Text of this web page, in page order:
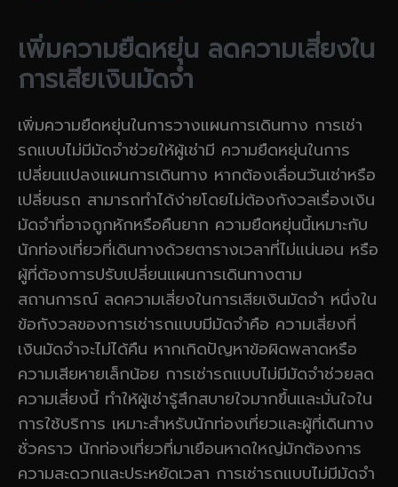
เพิ่มความยืดหยุ่น ลดความเสี่ยงใน
การเสียเงินมัดจำ
เพิ่มความยืดหยุ่นในการวางแผนการเดินทาง การเช่า
รถแบบไม่มีมัดจำช่วยให้ผู้เช่ามี ความยืดหยุ่นในการ
เปลี่ยนแปลงแผนการเดินทาง หากต้องเลื่อนวันเช่าหรือ
เปลี่ยนรถ สามารถทำได้ง่ายโดยไม่ต้องกังวลเรื่องเงิน
มัดจำที่อาจถูกหักหรือคืนยาก ความยืดหยุ่นนี้เหมาะกับ
นักท่องเที่ยวที่เดินทางด้วยตารางเวลาที่ไม่แน่นอน หรือ
ผู้ที่ต้องการปรับเปลี่ยนแผนการเดินทางตาม
สถานการณ์ ลดความเสี่ยงในการเสียเงินมัดจำ หนึ่งใน
ข้อกังวลของการเช่ารถแบบมีมัดจำคือ ความเสี่ยงที่
เงินมัดจำจะไม่ได้คืน หากเกิดปัญหาข้อผิดพลาดหรือ
ความเสียหายเล็กน้อย การเช่ารถแบบไม่มีมัดจำช่วยลด
ความเสี่ยงนี้ ทำให้ผู้เช่ารู้สึกสบายใจมากขึ้นและมั่นใจใน
การใช้บริการ เหมาะสำหรับนักท่องเที่ยวและผู้ที่เดินทาง
ชั่วคราว นักท่องเที่ยวที่มาเยือนหาดใหญ่มักต้องการ
ความสะดวกและประหยัดเวลา การเช่ารถแบบไม่มีมัดจำ